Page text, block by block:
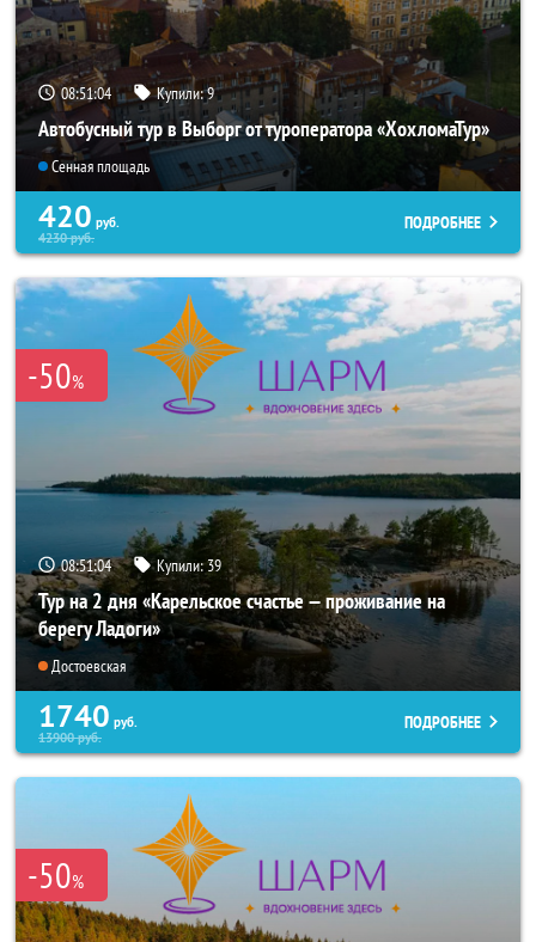
08:51:02 Купили:9
Автобусный тур в Выборг от туроператора «ХохломаТур»
Сенная площадь
420 руб.
4230руб.
ПОДРОБНЕЕ
-50%
08:51:02 Купили:39
Тур на 2 дня «Карельское счастье — проживание на
берегу Ладоги»
Достоевская
1740 руб.
13900руб.
ПОДРОБНЕЕ
-50%